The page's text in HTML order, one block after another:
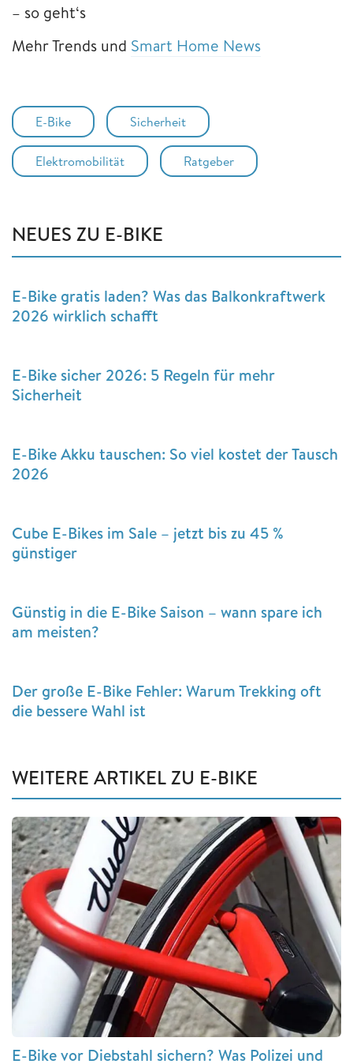
– so geht‘s
Mehr Trends und Smart Home News
E-Bike Sicherheit
Elektromobilität Ratgeber
NEUES ZU E-BIKE
E-Bike gratis laden? Was das Balkonkraftwerk
2026 wirklich schafft
E-Bike sicher 2026: 5 Regeln für mehr
Sicherheit
E-Bike Akku tauschen: So viel kostet der Tausch
2026
Cube E-Bikes im Sale – jetzt bis zu 45 %
günstiger
Günstig in die E-Bike Saison – wann spare ich
am meisten?
Der große E-Bike Fehler: Warum Trekking oft
die bessere Wahl ist
WEITERE ARTIKEL ZU E-BIKE
E-Bike vor Diebstahl sichern? Was Polizei und